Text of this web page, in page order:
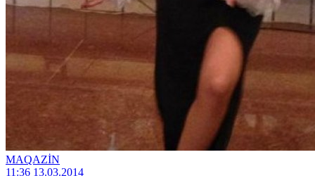
MAQAZİN
11:36 13.03.2014